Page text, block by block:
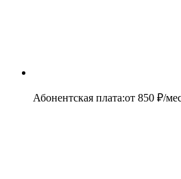
Абонентская плата:от 850 ₽/